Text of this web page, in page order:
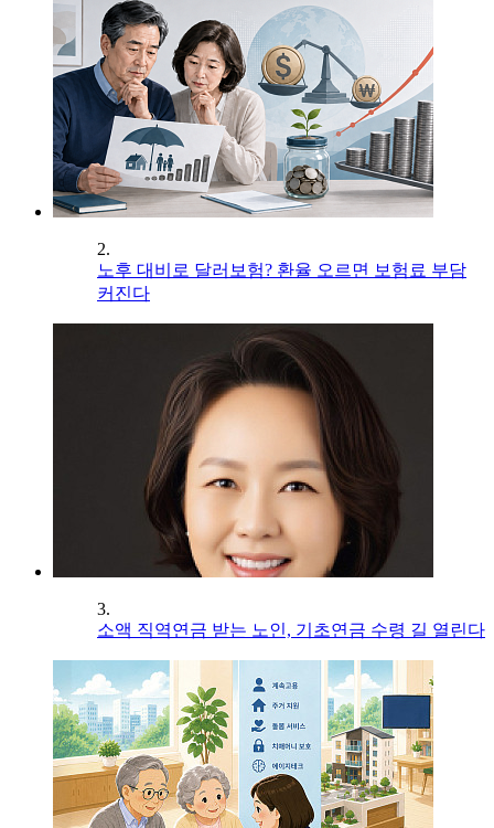
2.
노후 대비로 달러보험? 환율 오르면 보험료 부담
커진다
3.
소액 직역연금 받는 노인, 기초연금 수령 길 열린다